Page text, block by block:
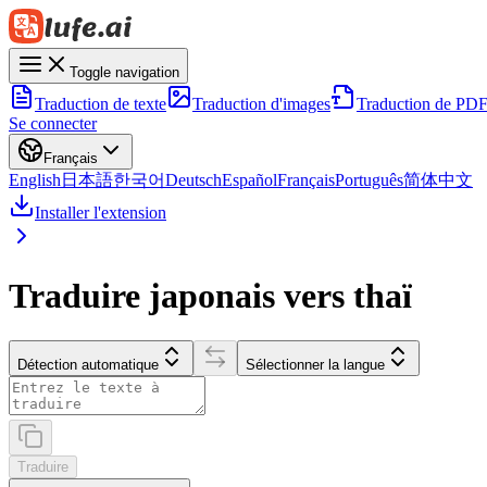
Toggle navigation
Traduction de texte Traduction d'images Traduction de PDF
Se connecter
Français
English 日本語한국어DeutschEspañolFrançaisPortuguês简体中文
Installer l'extension
Traduire japonais vers thaï
Détection automatique Sélectionner la langue
Traduire